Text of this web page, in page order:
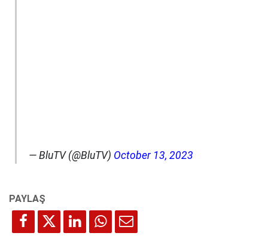
— BluTV (@BluTV) October 13, 2023